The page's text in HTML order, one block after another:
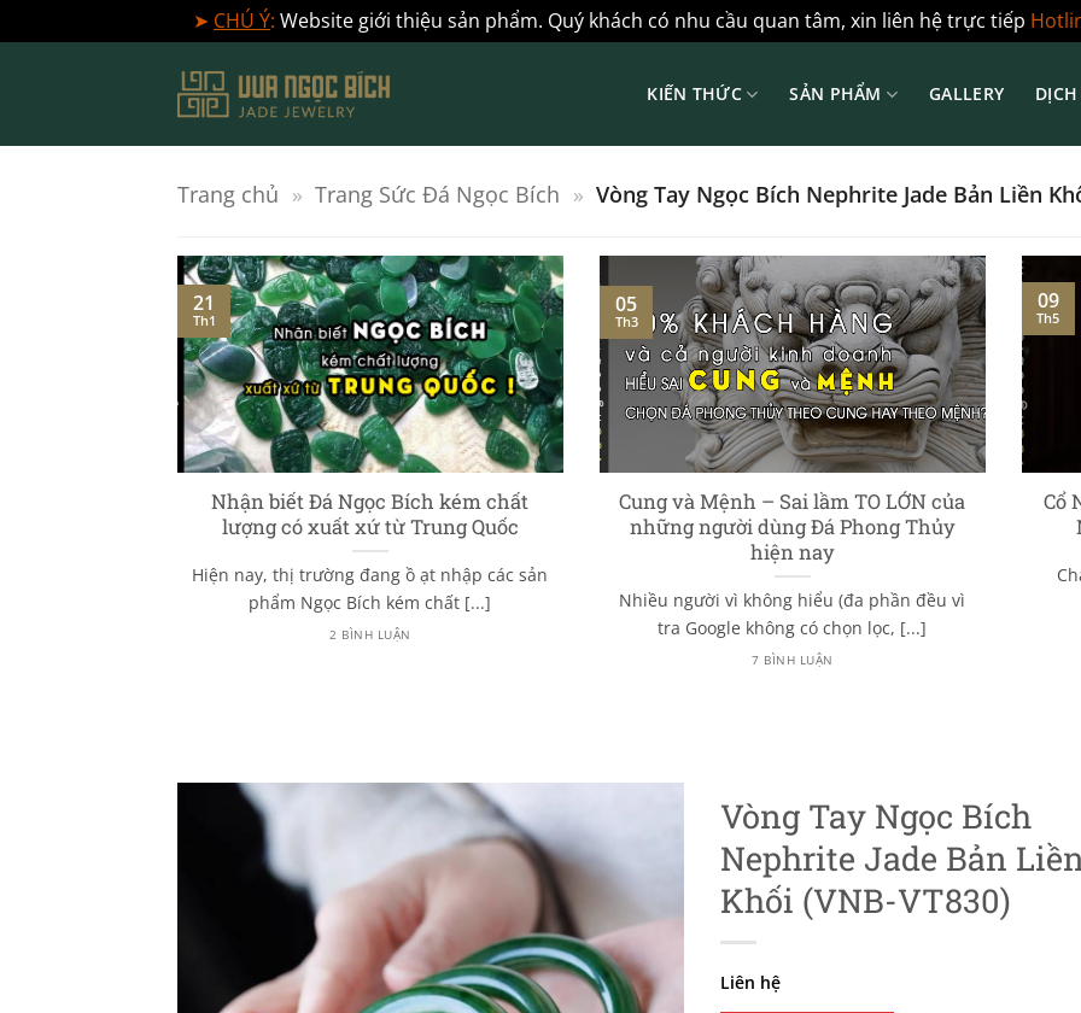
➤ CHÚ Ý: Website giới thiệu sản phẩm. Quý khách có nhu cầu quan tâm, xin liên hệ trực tiếp
dung
KIẾN THỨC SẢN PHẨM GALLERY
Trang chủ » Trang Sức Đá Ngọc Bích » Vòng Tay Ngọc Bích Nephrite Jade Bản Liền
Nhận biết Đá Ngọc Bích kém chất
lượng có xuất xứ từ Trung Quốc
Hiện nay, thị trường đang ồ ạt nhập các sản
phẩm Ngọc Bích kém chất [...]
2 BÌNH LUẬN
21
Th1
Cung và Mệnh – Sai lầm TO LỚN của
những người dùng Đá Phong Thủy
hiện nay
Nhiều người vì không hiểu (đa phần đều vì
tra Google không có chọn lọc, [...]
7 BÌNH LUẬN
05
Th3
Cổ
09
Th5
Vòng Tay Ngọc Bích
Nephrite Jade Bản
Khối (VNB-VT830)
Liên hệ